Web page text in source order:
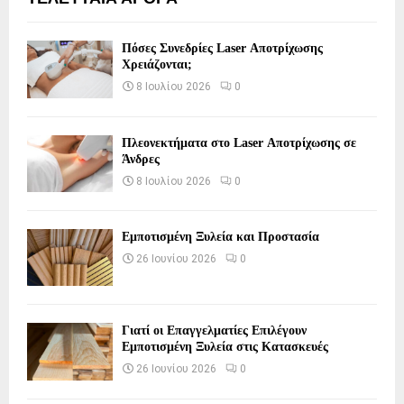
Πόσες Συνεδρίες Laser Αποτρίχωσης
Χρειάζονται;
8 Ιουλίου 2026 0
Πλεονεκτήματα στο Laser Αποτρίχωσης σε
Άνδρες
8 Ιουλίου 2026 0
Εμποτισμένη Ξυλεία και Προστασία
26 Ιουνίου 2026 0
Γιατί οι Επαγγελματίες Επιλέγουν
Εμποτισμένη Ξυλεία στις Κατασκευές
26 Ιουνίου 2026 0